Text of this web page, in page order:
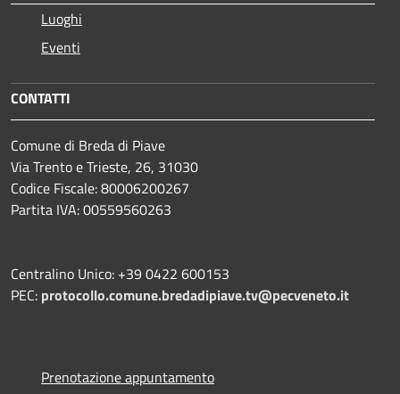
Luoghi
Eventi
CONTATTI
Comune di Breda di Piave
Via Trento e Trieste, 26, 31030
Codice Fiscale: 80006200267
Partita IVA: 00559560263
Centralino Unico: +39 0422 600153
PEC: protocollo.comune.bredadipiave.tv@pecveneto.it
Prenotazione appuntamento